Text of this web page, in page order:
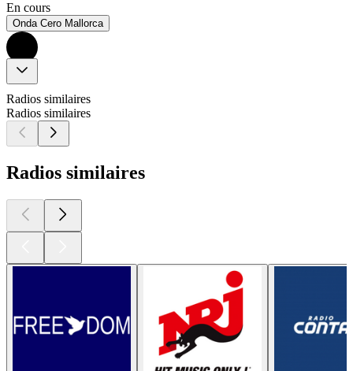
En cours
Onda Cero Mallorca
Radios similaires
Radios similaires
Radios similaires